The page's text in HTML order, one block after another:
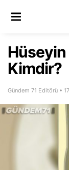
Hüseyin
Kimdir?
Gündem 71 Editörü •